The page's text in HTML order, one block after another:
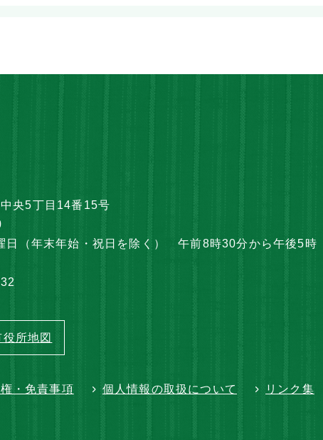
央5丁目14番15号
日（年末年始・祝日を除く） 午前8時30分から午後5時
所地図
・免責事項 個人情報の取扱について リンク集